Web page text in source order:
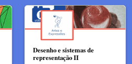
Desenho e sistemas de
representação II